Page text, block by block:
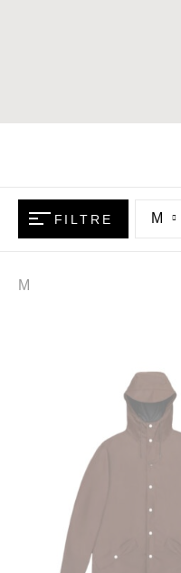
FILTRE M
M